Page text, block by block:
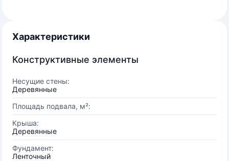
Характеристики
Конструктивные элементы
Несущие стены:
Деревянные
Площадь подвала, м²:
Крыша:
Деревянные
Фундамент:
Ленточный